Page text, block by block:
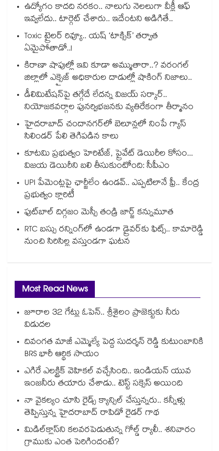
ఉద్యోగం కాదది నరకం.. నాలుగు నెలలుగా వీక్లీ ఆఫ్
ఇవ్వలేదు.. టార్గెట్ చేశారు.. ఇదేంటని అడిగితే..
Toxic ట్రైలర్ రివ్యూ.. యష్ ‘టాక్సిక్’ తర్వాత
ఏమైపోతాడో..!
కిరాణా షాపుల్లో ఇవి కూడా అమ్ముతారా..? వరంగల్
జిల్లాలో ఎక్సైజ్ అధికారుల దాడుల్లో షాకింగ్ నిజాలు..
డీలిమిటేషన్‎పై తగ్గేదే లేదన్న విజయ్ సర్కార్..
నియోజకవర్గాల పునర్విభజనకు వ్యతిరేకంగా తీర్మానం
హైదరాబాద్⁪ చందానగర్⁫లో బెలూన్లలో నింపే గ్యాస్
సిలిండర్ పేలి తెగిపడిన కాలు
కూటమి ప్రభుత్వం హెరిటేజ్, ప్రైవేట్ డెయిరీల కోసం...
విజయ డెయిరీని బలి తీసుకుంటోంది: సీపీఎం
UPI పేమెంట్లపై ఛార్జీలేం ఉండవ్.. ఎప్పటిలానే ఫ్రీ.. కేంద్ర
ప్రభుత్వం క్లారిటీ
ఫుట్‎బాల్ దిగ్గజం మెస్సీ తండ్రి జార్జ్ కన్నుమూత
RTC బస్సు రన్నింగ్⁫లో ఉండగా డ్రైవర్‌కు ఫిట్స్.. కామారెడ్డి
నుంచి సిరిసిల్ల వస్తుండగా ఘటన
Most Read News
జూరాల 32 గేట్లు ఓపెన్.. శ్రీశైలం ప్రాజెక్టుకు నీరు
విడుదల
దివంగత మాజీ ఎమ్మెల్యే పెద్ద సుదర్శన్ రెడ్డి కుటుంబానికి
BRS భారీ ఆర్థిక సాయం
ఎగిరే ఎలక్ట్రిక్ వెహికల్ వచ్చేసింది.. ఇండియన్ యువ
ఇంజనీరు తయారు చేశాడు.. టెస్ట్ సక్సెస్ అయింది
నా వైకల్యం చూసి రైడ్స్ క్యాన్సిల్ చేస్తున్నరు.. కన్నీళ్లు
తెప్పిస్తున్న హైదరాబాద్ రాపిడో రైడర్ గాథ
మిడిల్‌క్లాస్‌ని కలవరపెడుతున్న గోల్డ్ ర్యాలీ.. శనివారం
గ్రాముకు ఎంత పెరిగిందంటే?